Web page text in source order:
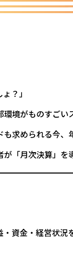
？」
境がものすごい
求められる今、
「月次決算」を
資金・経営状況